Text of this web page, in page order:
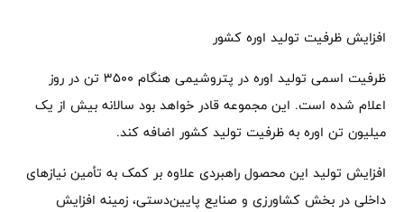
افزایش ظرفیت تولید اوره کشور
ظرفیت اسمی تولید اوره در پتروشیمی هنگام 3500 تن در روز
اعلام شده است. این مجموعه قادر خواهد بود سالانه بیش از یک
میلیون تن اوره به ظرفیت تولید کشور اضافه کند.
افزایش تولید این محصول راهبردی علاوه بر کمک به تأمین نیازهای
داخلی در بخش کشاورزی و صنایع پایین‌دستی، زمینه افزایش